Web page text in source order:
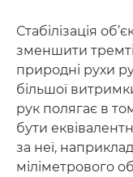
Стабілізація
зменшити
природні рухи
більшої
рук полягає в
бути
за неї,
міліметрового